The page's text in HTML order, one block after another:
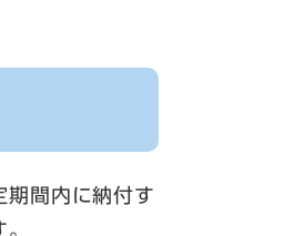
期間内に納付す